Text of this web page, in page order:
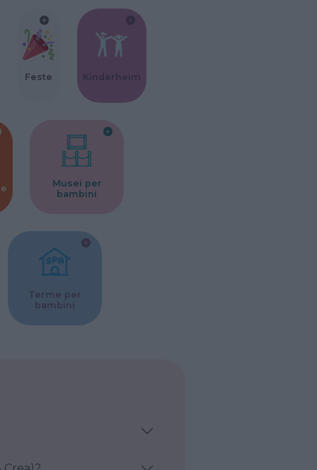
Feste Kinderheim
Musei per
bambini
Terme per
bambini